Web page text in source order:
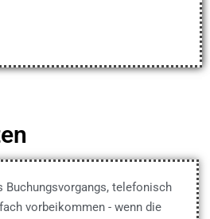
Buchungsvorgangs, telefonisch
vorbeikommen - wenn die